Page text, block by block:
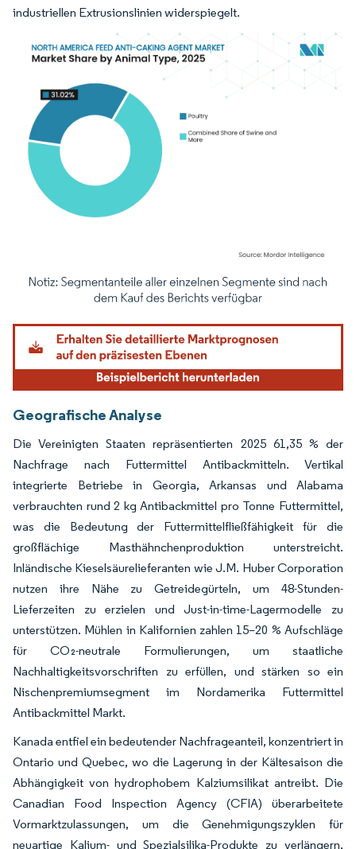
industriellen Extrusionslinien widerspiegelt.
Bild © Mordor Intelligence. Wiederverwendung erfordert Namensnennung
Geografische Analyse
Die Vereinigten Staaten repräsentierten 2025 61,35 % der
Nachfrage nach Futtermittel Antibackmitteln. Vertikal
integrierte Betriebe in Georgia, Arkansas und Alabama
verbrauchten rund 2 kg Antibackmittel pro Tonne Futtermittel,
was die Bedeutung der Futtermittelfließfähigkeit für die
großflächige Masthähnchenproduktion unterstreicht.
Inländische Kieselsäurelieferanten wie J.M. Huber Corporation
nutzen ihre Nähe zu Getreidegürteln, um 48-Stunden-
Lieferzeiten zu erzielen und Just-in-time-Lagermodelle zu
unterstützen. Mühlen in Kalifornien zahlen 15–20 % Aufschläge
für CO₂-neutrale Formulierungen, um staatliche
Nachhaltigkeitsvorschriften zu erfüllen, und stärken so ein
Nischenpremiumsegment im Nordamerika Futtermittel
Antibackmittel Markt.
Kanada entfiel ein bedeutender Nachfrageanteil, konzentriert in
Ontario und Quebec, wo die Lagerung in der Kältesaison die
Abhängigkeit von hydrophobem Kalziumsilikat antreibt. Die
Canadian Food Inspection Agency (CFIA) überarbeitete
Vormarktzulassungen, um die Genehmigungszyklen für
neuartige Kalium- und Spezialsilika-Produkte zu verlängern,